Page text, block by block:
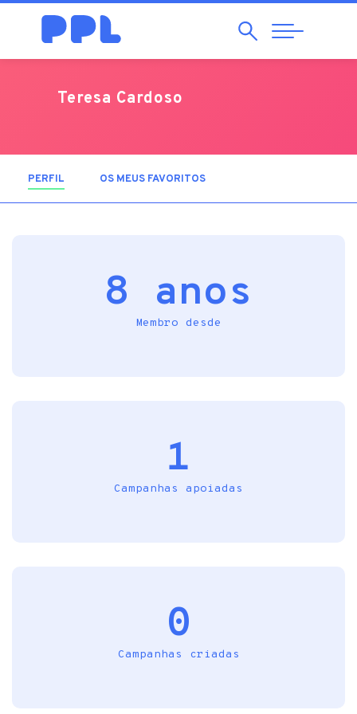
Pesquisar
Abrir
Navegação
Teresa Cardoso
PERFIL (SEPARADOR ATIVO)
OS MEUS FAVORITOS
8 anos
Membro desde
1
Campanhas apoiadas
0
Campanhas criadas